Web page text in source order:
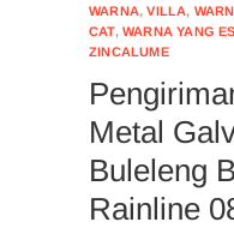
WARNA,VILLA,
CAT,WARNA YANG
ZINCALUME
Metal
Buleleng
Rainline